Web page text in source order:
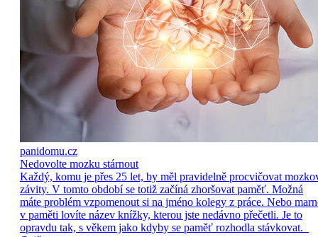
panidomu.cz
Nedovolte mozku stárnout
Každý, komu je přes 25 let, by měl pravidelně procvičovat
závity. V tomto období se totiž začíná zhoršovat paměť. Možná
máte problém vzpomenout si na jméno kolegy z práce. Nebo
v paměti lovíte název knížky, kterou jste nedávno přečetli. Je to
opravdu tak, s věkem jako kdyby se paměť rozhodla stávkovat.